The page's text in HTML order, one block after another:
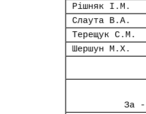
Рішняк І.М.
Слаута В.А.
Терещук С.М.
Шершун М.Х.
За -